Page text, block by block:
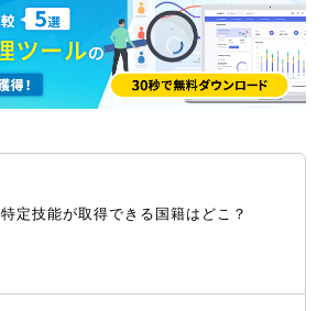
特定技能が取得できる国籍はどこ？